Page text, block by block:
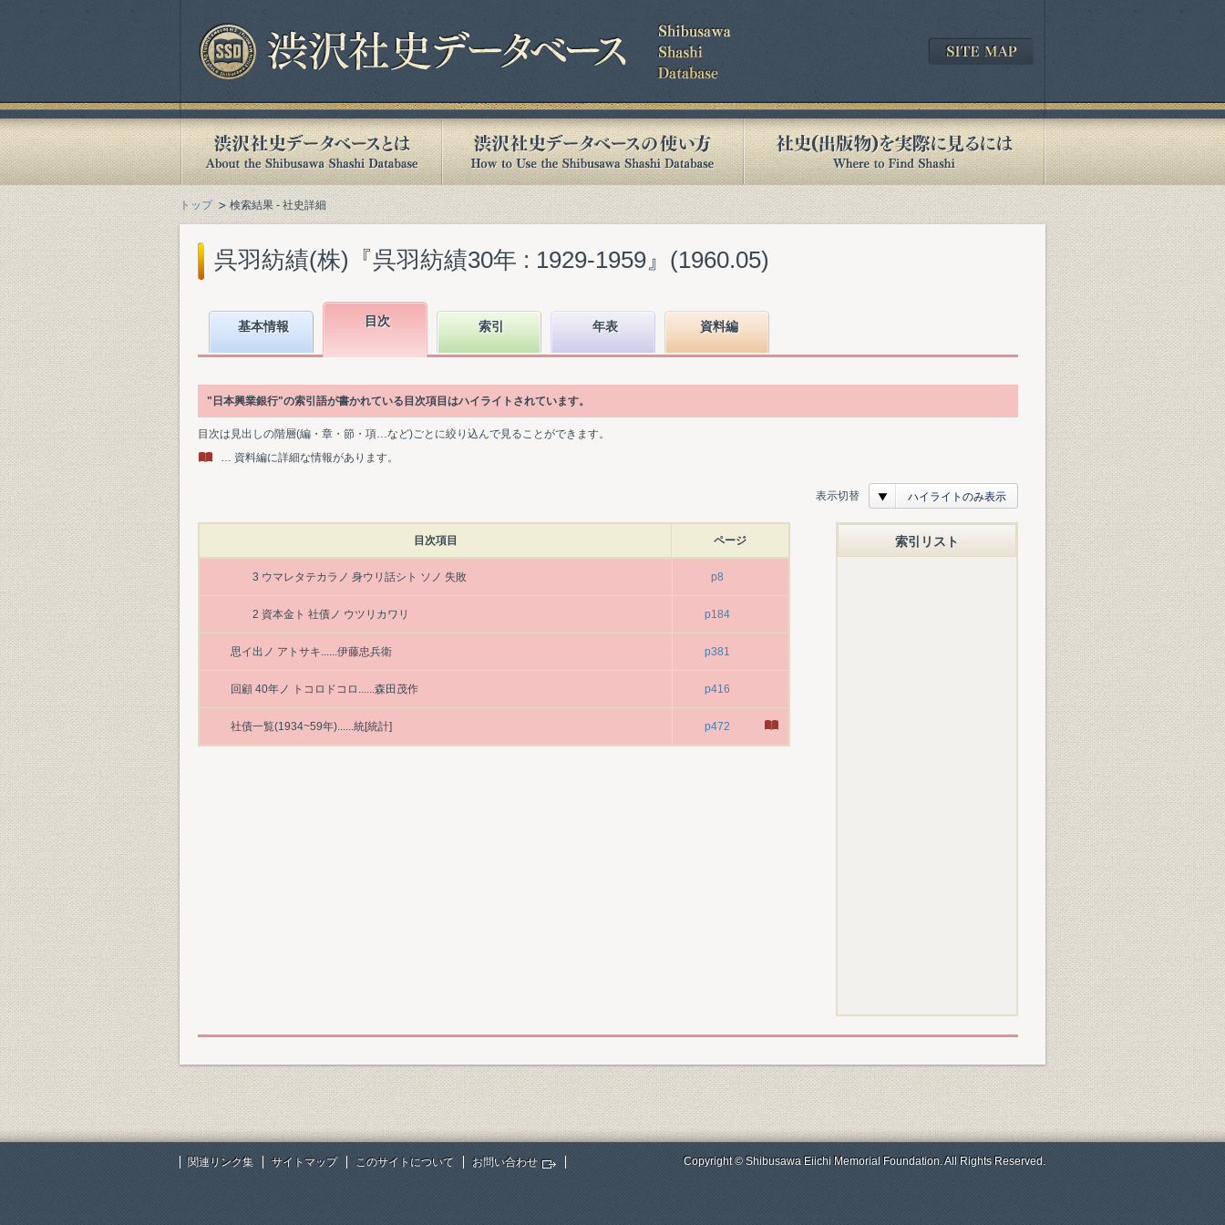
トップ 検索結果 - 社史詳細
呉羽紡績(株)『呉羽紡績30年 : 1929-1959』(1960.05)
基本情報 目次 索引 年表 資料編
"日本興業銀行"の索引語が書かれている目次項目はハイライトされています。
目次は見出しの階層(編・章・節・項…など)ごとに絞り込んで見ることができます。
… 資料編に詳細な情報があります。
表示切替 ハイライトのみ表示
目次項目 ページ
3 ウマレタテカラノ 身ウリ話シト ソノ 失敗 p8
2 資本金ト 社債ノ ウツリカワリ p184
思イ出ノ アトサキ......伊藤忠兵衛 p381
回顧 40年ノ トコロドコロ......森田茂作 p416
社債一覧(1934~59年)......統[統計] p472
索引リスト
関連リンク集 サイトマップ このサイトについて お問い合わせ Copyright © Shibusawa Eiichi Memorial Foundation. All Rights Reserved.